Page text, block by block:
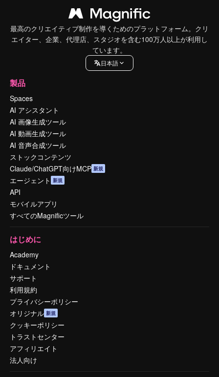
最高のクリエイティブ制作を導くためのプラットフォーム。クリ
エイター、企業、代理店、スタジオを含む100万人以上が利用し
ています。
日本語
製品
Spaces
AI アシスタント
AI 画像生成ツール
AI 動画生成ツール
AI 音声合成ツール
ストックコンテンツ
Claude/ChatGPT向けMCP 新規
エージェント 新規
API
モバイルアプリ
すべてのMagnificツール
はじめに
Academy
ドキュメント
サポート
利用規約
プライバシーポリシー
オリジナル 新規
クッキーポリシー
トラストセンター
アフィリエイト
法人向け